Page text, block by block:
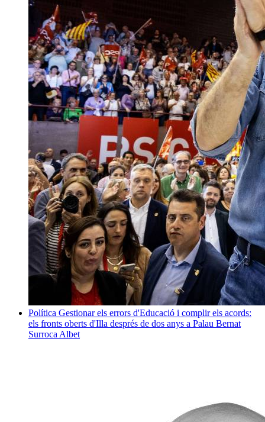
Política Gestionar els errors d'Educació i complir els acords:
els fronts oberts d'Illa després de dos anys a Palau Bernat
Surroca Albet